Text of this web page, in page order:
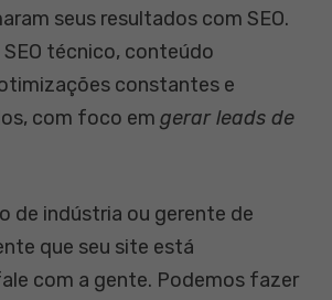
seus resultados com SEO.
técnico, conteúdo
constantes e
com foco em gerar leads de
de indústria ou gerente de
que seu site está
com a gente. Podemos fazer